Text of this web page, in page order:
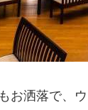
お洒落で、